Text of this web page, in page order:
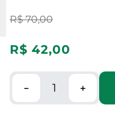
R$ 70,00
R$ 42,00
＋
－